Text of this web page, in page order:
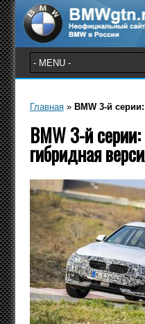
Главная» BMW 3-й
BMW 3-й
гибридная